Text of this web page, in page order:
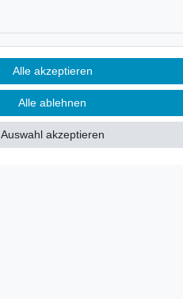
Sie möchten über neu eingetroffene
Lagerware oder Neuheiten
allgemein informiert werden?
Alle akzeptieren
Alle ablehnen
Auswahl akzeptieren